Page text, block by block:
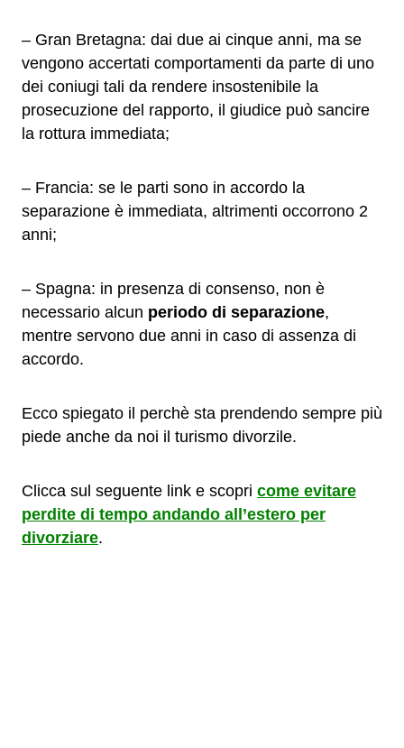
– Gran Bretagna: dai due ai cinque anni, ma se
vengono accertati comportamenti da parte di uno
dei coniugi tali da rendere insostenibile la
prosecuzione del rapporto, il giudice può sancire
la rottura immediata;
– Francia: se le parti sono in accordo la
separazione è immediata, altrimenti occorrono 2
anni;
– Spagna: in presenza di consenso, non è
necessario alcun periodo di separazione,
mentre servono due anni in caso di assenza di
accordo.
Ecco spiegato il perchè sta prendendo sempre più
piede anche da noi il turismo divorzile.
Clicca sul seguente link e scopri come evitare
perdite di tempo andando all’estero per
divorziare.